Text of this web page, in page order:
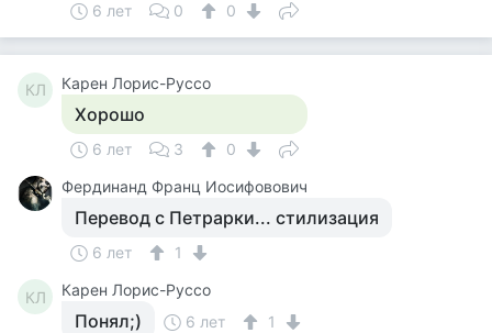
6 лет 0 0
КЛ Карен Лорис-Руссо
Хорошо
6 лет 3
0
Фердинанд Франц Иосифовович
Перевод с Петрарки... стилизация
6 лет 1
КЛ Карен Лорис-Руссо
Понял;) 6 лет 1